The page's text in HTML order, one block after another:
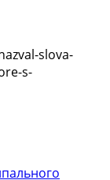
slova-
s-